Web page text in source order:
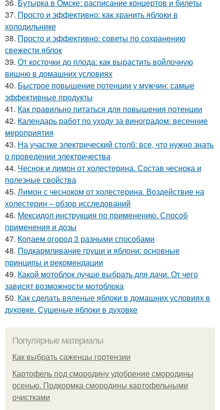
36. Бутырка в Омске: расписание концертов и билеты
37. Просто и эффективно: как хранить яблоки в
холодильнике
38. Просто и эффективно: советы по сохранению
свежести яблок
39. От косточки до плода: как вырастить войлочную
вишню в домашних условиях
40. Быстрое повышение потенции у мужчин: самые
эффективные продукты
41. Как правильно питаться для повышения потенции
42. Календарь работ по уходу за виноградом: весенние
мероприятия
43. На участке электрический столб: все, что нужно знать
о проведении электричества
44. Чеснок и лимон от холестерина. Состав чеснока и
полезные свойства
45. Лимон с чесноком от холестерина. Воздействие на
холестерин – обзор исследований
46. Мексидол инструкция по применению. Способ
применения и дозы
47. Копаем огород 3 разными способами
48. Подкармливание груши и яблони: основные
принципы и рекомендации
49. Какой мотоблок лучше выбрать для дачи. От чего
зависят возможности мотоблока
50. Как сделать вяленые яблоки в домашних условиях в
духовке. Сушеные яблоки в духовке
Популярные материалы
Как выбрать саженцы гортензии
Картофель под смородину удобрение смородины
осенью. Подкормка смородины картофельными
очистками